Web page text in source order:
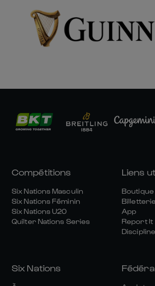
Compétitions
Six Nations Masculin
Six Nations Féminin
Six Nations U20
Quilter Nations Series
Liens
Billetterie
App
Report It
Discipline
Six Nations